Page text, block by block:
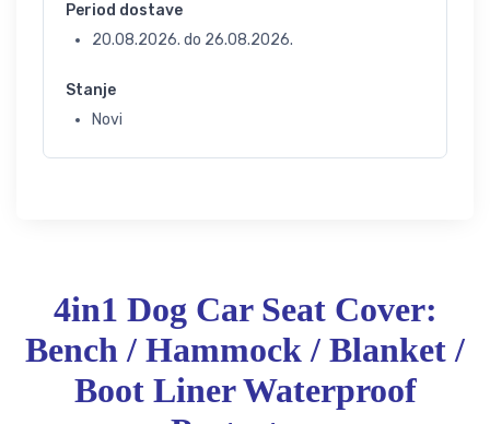
Period dostave
20.08.2026. do 26.08.2026.
Stanje
Novi